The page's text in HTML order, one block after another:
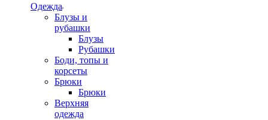
Одежда
Блузы и
рубашки
Блузы
Рубашки
Боди, топы и
корсеты
Брюки
Брюки
Верхняя
одежда